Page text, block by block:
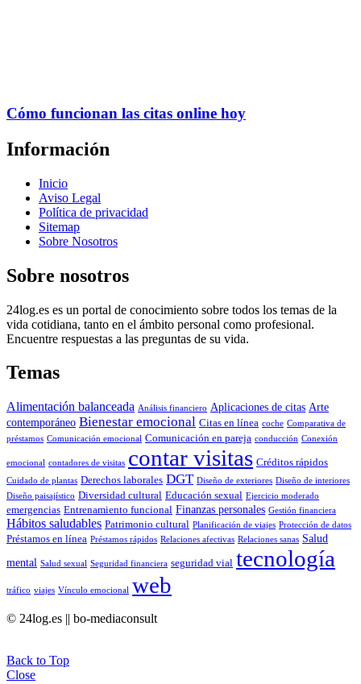
Cómo funcionan las citas online hoy
Información
Inicio
Aviso Legal
Política de privacidad
Sitemap
Sobre Nosotros
Sobre nosotros
24log.es es un portal de conocimiento sobre todos los temas de la
vida cotidiana, tanto en el ámbito personal como profesional.
Encuentre respuestas a las preguntas de su vida.
Temas
Alimentación balanceada Análisis financiero Aplicaciones de citas Arte
contemporáneo Bienestar emocional Citas en línea coche Comparativa de
préstamos Comunicación emocional Comunicación en pareja conducción Conexión
emocional contadores de visitas contar visitas Créditos rápidos
Cuidado de plantas Derechos laborales DGT Diseño de exteriores Diseño de interiores
Diseño paisajístico Diversidad cultural Educación sexual Ejercicio moderado
emergencias Entrenamiento funcional Finanzas personales Gestión financiera
Hábitos saludables Patrimonio cultural Planificación de viajes Protección de datos
Préstamos en línea Préstamos rápidos Relaciones afectivas Relaciones sanas Salud
mental Salud sexual Seguridad financiera seguridad vial tecnología
tráfico viajes Vínculo emocional web
© 24log.es || bo-mediaconsult
Back to Top
Close